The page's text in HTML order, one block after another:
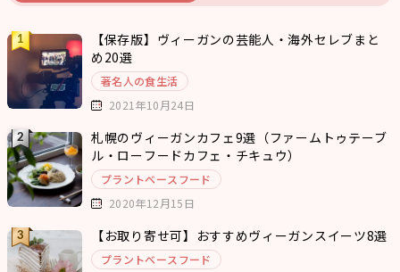
【保存版】ヴィーガンの芸能人・海外セレブまと
め20選
著名人の食生活
2021年10月24日
札幌のヴィーガンカフェ9選（ファームトゥテーブ
ル・ローフードカフェ・チキュウ）
プラントベースフード
2020年12月15日
【お取り寄せ可】おすすめヴィーガンスイーツ8選
プラントベースフード